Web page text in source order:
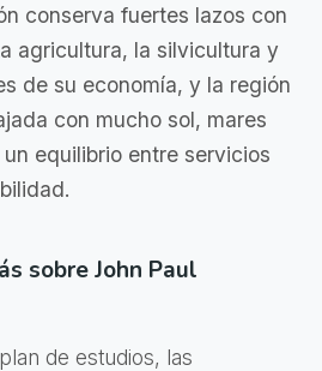
conserva fuertes lazos con
agricultura, la silvicultura y
de su economía, y la región
con mucho sol, mares
equilibrio entre servicios
sobre John Paul
de estudios, las